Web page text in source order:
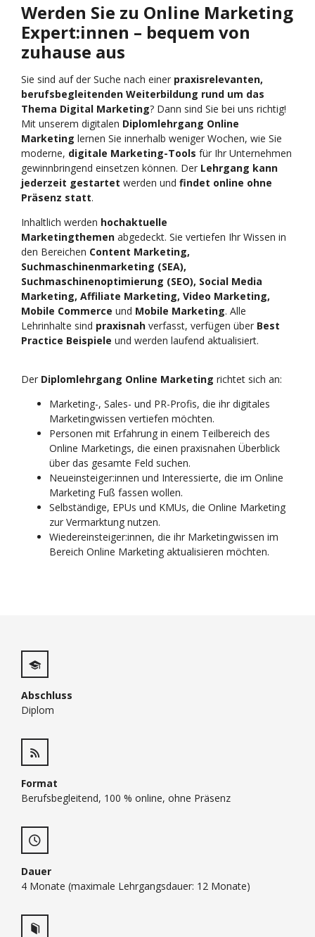
Werden Sie zu Online Marketing
Expert:innen – bequem von
zuhause aus
Sie sind auf der Suche nach einer praxisrelevanten,
berufsbegleitenden Weiterbildung rund um das
Thema Digital Marketing? Dann sind Sie bei uns richtig!
Mit unserem digitalen Diplomlehrgang Online
Marketing lernen Sie innerhalb weniger Wochen, wie Sie
moderne, digitale Marketing-Tools für Ihr Unternehmen
gewinnbringend einsetzen können. Der Lehrgang kann
jederzeit gestartet werden und findet online ohne
Präsenz statt.
Inhaltlich werden hochaktuelle
Marketingthemen abgedeckt. Sie vertiefen Ihr Wissen in
den Bereichen Content Marketing,
Suchmaschinenmarketing (SEA),
Suchmaschinenoptimierung (SEO), Social Media
Marketing, Affiliate Marketing, Video Marketing,
Mobile Commerce und Mobile Marketing. Alle
Lehrinhalte sind praxisnah verfasst, verfügen über Best
Practice Beispiele und werden laufend aktualisiert.
Der Diplomlehrgang Online Marketing richtet sich an:
Marketing-, Sales- und PR-Profis, die ihr digitales
Marketingwissen vertiefen möchten.
Personen mit Erfahrung in einem Teilbereich des
Online Marketings, die einen praxisnahen Überblick
über das gesamte Feld suchen.
Neueinsteiger:innen und Interessierte, die im Online
Marketing Fuß fassen wollen.
Selbständige, EPUs und KMUs, die Online Marketing
zur Vermarktung nutzen.
Wiedereinsteiger:innen, die ihr Marketingwissen im
Bereich Online Marketing aktualisieren möchten.
Abschluss
Diplom
Format
Berufsbegleitend, 100 % online, ohne Präsenz
Dauer
4 Monate (maximale Lehrgangsdauer: 12 Monate)